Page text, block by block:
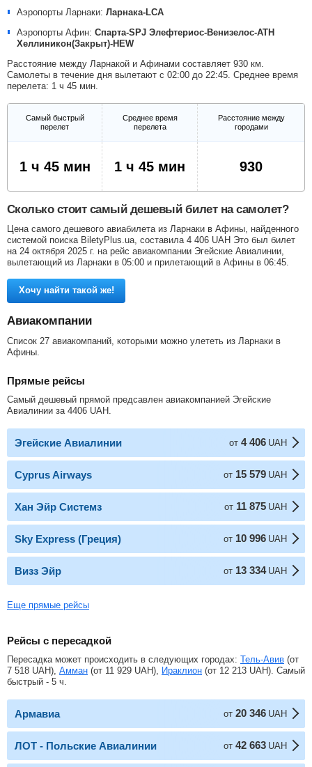
Аэропорты Ларнаки: Ларнака-LCA
Аэропорты Афин: Спарта-SPJ Элефтериос-Венизелос-ATH
Хеллиникон(Закрыт)-HEW
Расстояние между Ларнакой и Афинами составляет 930 км.
Самолеты в течение дня вылетают с 02:00 до 22:45. Среднее время
перелета: 1 ч 45 мин.
Самый быстрый
перелет
Среднее время
перелета
Расстояние между
городами
1 ч 45 мин 1 ч 45 мин 930
Сколько стоит самый дешевый билет на самолет?
Цена самого дешевого авиабилета из Ларнаки в Афины, найденного
системой поиска BiletyPlus.ua, составила 4 406 UAH Это был билет
на 24 октября 2025 г. на рейс авиакомпании Эгейские Авиалинии,
вылетающий из Ларнаки в 05:00 и прилетающий в Афины в 06:45.
Хочу найти такой же!
Авиакомпании
Список 27 авиакомпаний, которыми можно улететь из Ларнаки в
Афины.
Прямые рейсы
Самый дешевый прямой предсавлен авиакомпанией Эгейские
Авиалинии за 4406 UAH
Эгейские Авиалинии от 4 406 UAH
Cyprus Airways от 15 579 UAH
Хан Эйр Системз от 11 875 UAH
Sky Express (Греция) от 10 996 UAH
Визз Эйр от 13 334 UAH
Еще прямые рейсы
Рейсы с пересадкой
Пересадка может происходить в следующих городах: Тель-Авив (от
7 518 UAH), Амман (от 11 929 UAH), Ираклион (от 12 213 UAH). Самый
быстрый - 5 ч.
Армавиа от 20 346 UAH
ЛОТ - Польские Авиалинии от 42 663 UAH